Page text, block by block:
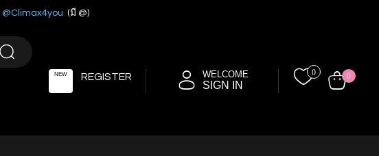
@Climax4you (มี @)
NEW REGISTER WELCOME
SIGN IN
0 0